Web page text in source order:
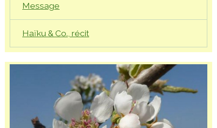
Message
Haïku & Co., récit